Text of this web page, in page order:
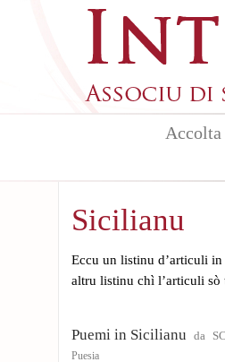
Accolta
Sicilianu
Eccu un listinu d’articuli
altru listinu chì l’articuli sò
Puemi in Sicilianu da
Puesia